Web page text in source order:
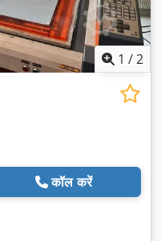
1 /2
कॉल करें